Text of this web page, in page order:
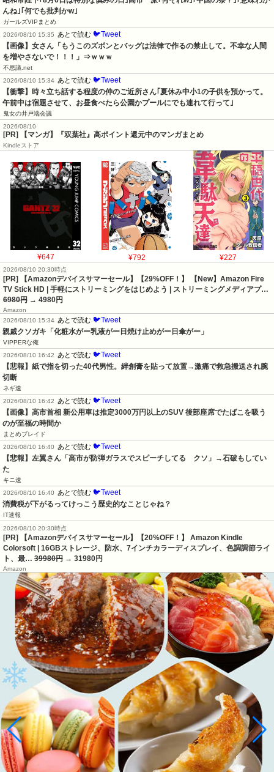
んね｣｢何でも批判かw｣
ガールズVIPまとめ
2026/08/10 15:35
あとで読む 🐦Tweet
【画像】女さん「もうこのズボンとバッグは法律で作るの禁止して。不幸な人間
を増やさないで！！！」⇒ｗｗｗ
不思議.net
2026/08/10 15:34 あとで読む 🐦Tweet
【衝撃】時々立ち話する程度の仲のご近所さん｢夏休み中小1の子供を預かって。
午前中は宿題させて、お昼食べたら公園かプールにでも連れて行って｣
鬼女の井戸端会議
2026/08/10
[PR] 【マンガ】『双葉社』高ポイント還元中のマンガまとめ
Kindleストア
¥647 ¥792 ¥227
2026/08/10 20:30時点
[PR] 【Amazonデバイスサマーセール】【29%OFF！】 【New】Amazon Fire
TV Stick HD | 手軽にストリーミングをはじめよう | ストリーミングメディアプ…
6980円 → 4980円
Amazon
2026/08/10 15:34 あとで読む 🐦Tweet
親戚クソガキ「化粧水がー乳液がー日焼け止めがー日傘がー」
VIPPERな俺
2026/08/10 16:42
あとで読む 🐦Tweet
【悲報】紙で指を切った40代男性。絆創膏を貼って放置→激痛で救急搬送され腕
切断
ネギ速
2026/08/10 16:42
あとで読む 🐦Tweet
【画像】高市首相 新公用車は推定3000万円以上のSUV 後部座席でたばこを吸う
のが至福の時間か
まとめブレイド
2026/08/10 16:40
あとで読む 🐦Tweet
【悲報】左翼さん「高市が防弾ガラスでスピーチしてる　クソ」→石破もしてい
た
キニ速
2026/08/10 16:40
あとで読む 🐦Tweet
消費税が下がるってけっこう歴史的なことじゃね？
IT速報
2026/08/10 20:30時点
[PR] 【Amazonデバイスサマーセール】【20%OFF！】 Amazon Kindle
Colorsoft | 16GBストレージ、防水、7インチカラーディスプレイ、色調調節ライ
ト、最… 39980円 → 31980円
Amazon